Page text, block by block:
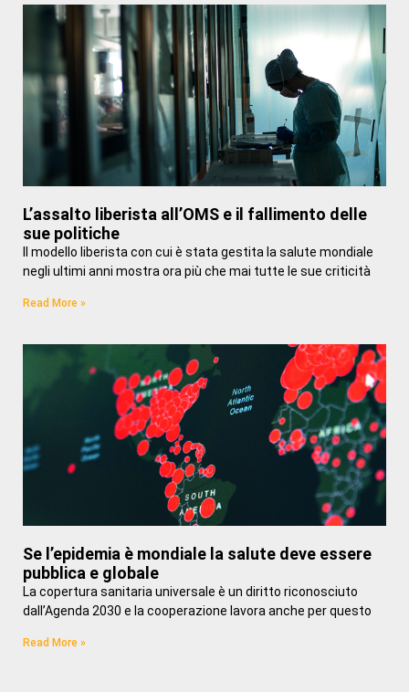
L’assalto liberista all’OMS e il fallimento delle
sue politiche
Il modello liberista con cui è stata gestita la salute mondiale
negli ultimi anni mostra ora più che mai tutte le sue criticità
Read More »
Se l’epidemia è mondiale la salute deve essere
pubblica e globale
La copertura sanitaria universale è un diritto riconosciuto
dall’Agenda 2030 e la cooperazione lavora anche per questo
Read More »